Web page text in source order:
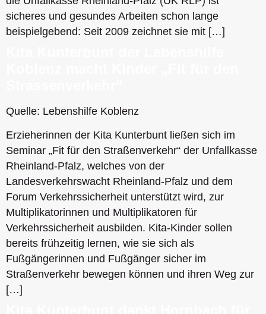
sicheres und gesundes Arbeiten schon lange
beispielgebend: Seit 2009 zeichnet sie mit […]
Quelle: Lebenshilfe Koblenz
Erzieherinnen der Kita Kunterbunt ließen sich im
Seminar „Fit für den Straßenverkehr“ der Unfallkasse
Rheinland-Pfalz, welches von der
Landesverkehrswacht Rheinland-Pfalz und dem
Forum Verkehrssicherheit unterstützt wird, zur
Multiplikatorinnen und Multiplikatoren für
Verkehrssicherheit ausbilden. Kita-Kinder sollen
bereits frühzeitig lernen, wie sie sich als
Fußgängerinnen und Fußgänger sicher im
Straßenverkehr bewegen können und ihren Weg zur
[…]